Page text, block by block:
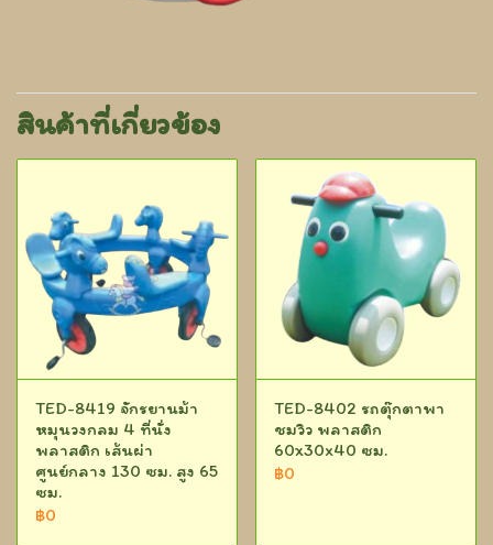
สินค้าที่เกี่ยวข้อง
TED-8419 จักรยานม้า
หมุนวงกลม 4 ที่นั่ง
พลาสติก เส้นผ่า
ศูนย์กลาง 130 ซม. สูง 65
ซม.
฿0
TED-8402 รถตุ๊กตาพา
ชมวิว พลาสติก
60x30x40 ซม.
฿0